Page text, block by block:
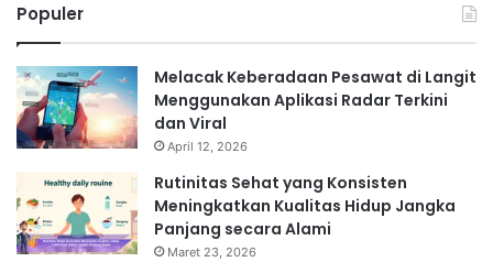
Populer
Melacak Keberadaan Pesawat di Langit
Menggunakan Aplikasi Radar Terkini
dan Viral
April 12, 2026
Rutinitas Sehat yang Konsisten
Meningkatkan Kualitas Hidup Jangka
Panjang secara Alami
Maret 23, 2026